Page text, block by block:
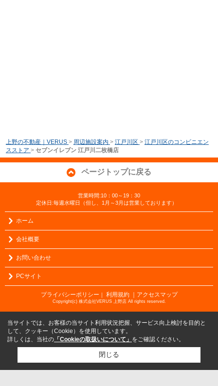
上野の不動産｜VERUS > 周辺施設案内 > 江戸川区 > 江戸川区のコンビニエン
スストア > セブンイレブン 江戸川二枚橋店
ページトップに戻る
営業時間:10：00～19：30
定休日:毎週水曜日（但し、1月～3月は営業しております）
ホーム
会社概要
お問い合わせ
PCサイト
プライバシーポリシー ｜ 利用規約 ｜アクセスマップ
Copyright(c) 株式会社VERUS 上野店 All rights reserved.
当サイトでは、お客様の当サイト利用状況把握、サービス向上検討を目的と
して、クッキー（Cookie）を使用しています。
詳しくは、当社の 「Cookieの取扱いについて」 をご確認ください。
閉じる